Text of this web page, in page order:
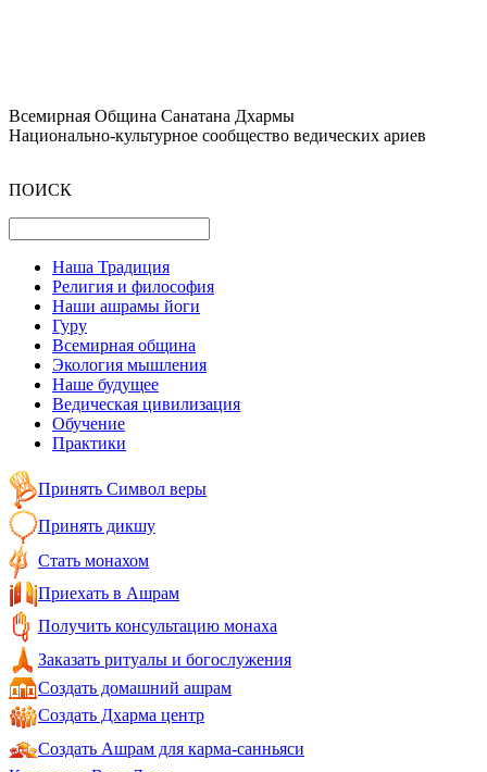
Всемирная Община Санатана Дхармы
Национально-культурное сообщество ведических ариев
ПОИСК
Наша Традиция
Религия и философия
Наши ашрамы йоги
Гуру
Всемирная община
Экология мышления
Наше будущее
Ведическая цивилизация
Обучение
Практики
Принять Символ веры
Принять дикшу
Стать монахом
Приехать в Ашрам
Получить консультацию монаха
Заказать ритуалы и богослужения
Создать домашний ашрам
Создать Дхарма центр
Создать Ашрам для карма-санньяси